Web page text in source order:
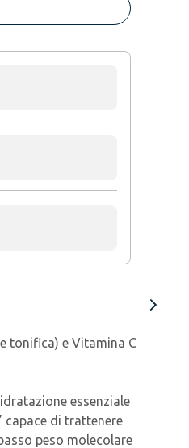
tonifica) e Vitamina C
essenziale
capace di trattenere
peso molecolare